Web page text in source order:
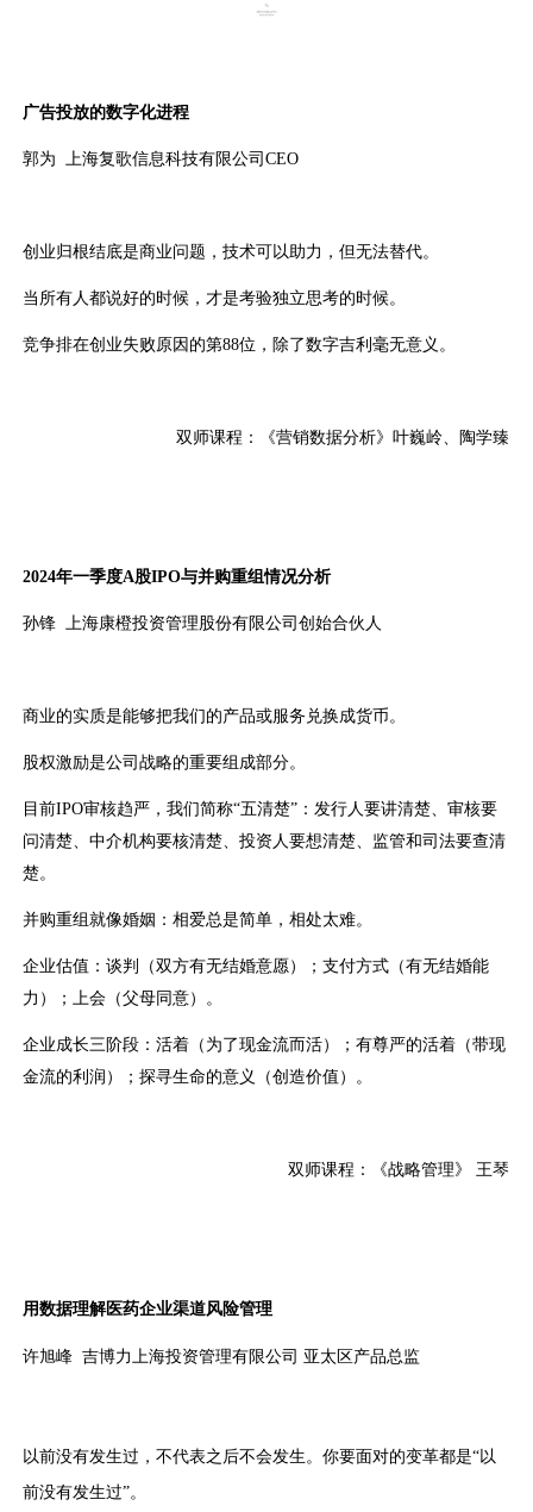
广告投放的数字化进程
郭为 上海复歌信息科技有限公司CEO
创业归根结底是商业问题，技术可以助力，但无法替代。
当所有人都说好的时候，才是考验独立思考的时候。
竞争排在创业失败原因的第88位，除了数字吉利毫无意义。
双师课程：《营销数据分析》叶巍岭、陶学臻
2024年一季度A股IPO与并购重组情况分析
孙锋 上海康橙投资管理股份有限公司创始合伙人
商业的实质是能够把我们的产品或服务兑换成货币。
股权激励是公司战略的重要组成部分。
目前IPO审核趋严，我们简称“五清楚”：发行人要讲清楚、审核要
问清楚、中介机构要核清楚、投资人要想清楚、监管和司法要查清
楚。
并购重组就像婚姻：相爱总是简单，相处太难。
企业估值：谈判（双方有无结婚意愿）；支付方式（有无结婚能
力）；上会（父母同意）。
企业成长三阶段：活着（为了现金流而活）；有尊严的活着（带现
金流的利润）；探寻生命的意义（创造价值）。
双师课程：《战略管理》 王琴
用数据理解医药企业渠道风险管理
许旭峰 吉博力上海投资管理有限公司 亚太区产品总监
以前没有发生过，不代表之后不会发生。你要面对的变革都是“以
前没有发生过”。